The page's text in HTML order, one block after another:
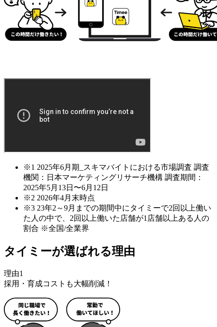
※1 2025年6月期_スキマバイトにおける市場調査 調査
機関：日本マーケティングリサーチ機構 調査期間：
2025年5月13日〜6月12日
※2 2026年4月末時点
※3 23年2～9月までの期間中にタイミーで2回以上働い
た人の中で、2回以上働いた店舗が1店舗以上ある人の
割合 ※全国/全業界
タイミーが選ばれる理由
理由1
採用・育成コストも大幅削減！